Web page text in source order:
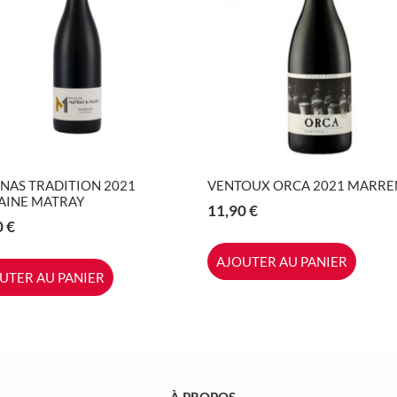
TRADITION 2021
MATRAY
€
AU PANIER
VENTOUX ORCA 2021
11,90€
AJOUTER AU PANIER